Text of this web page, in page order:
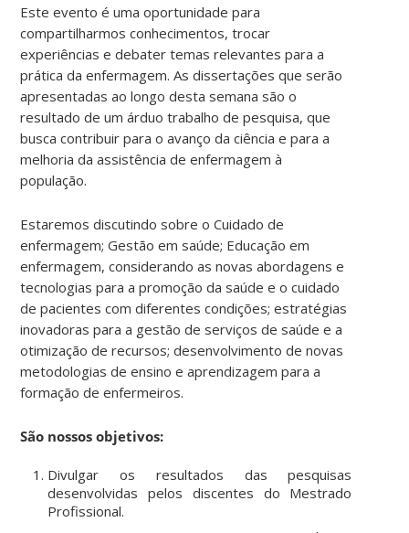
Este evento é uma oportunidade para
compartilharmos conhecimentos, trocar
experiências e debater temas relevantes para a
prática da enfermagem. As dissertações que serão
apresentadas ao longo desta semana são o
resultado de um árduo trabalho de pesquisa, que
busca contribuir para o avanço da ciência e para a
melhoria da assistência de enfermagem à
população.
Estaremos discutindo sobre o Cuidado de
enfermagem; Gestão em saúde; Educação em
enfermagem, considerando as novas abordagens e
tecnologias para a promoção da saúde e o cuidado
de pacientes com diferentes condições; estratégias
inovadoras para a gestão de serviços de saúde e a
otimização de recursos; desenvolvimento de novas
metodologias de ensino e aprendizagem para a
formação de enfermeiros.
São nossos objetivos:
Divulgar os resultados das pesquisas
desenvolvidas pelos discentes do Mestrado
Profissional.